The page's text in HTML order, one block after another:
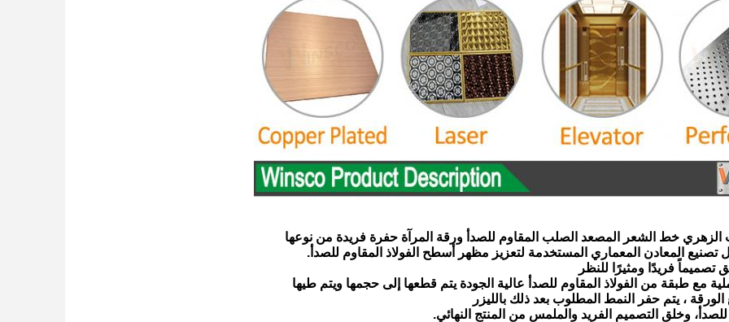
خط الشعر المصعد الصلب المقاوم للصدأ ورقة المرآة حفرة فريدة من نوعها
المعادن المعماري المستخدمة لتعزيز مظهر أسطح الفولاذ المقاوم للصدأ.
تصميماً فريدًا ومثيرًا للنظر
مع طبقة من الفولاذ المقاوم للصدأ عالية الجودة يتم قطعها إلى حجمها ويتم طيها
، يتم حفر النمط المطلوب بعد ذلك بالليزر
للصدأ، وخلق التصميم الفريد والملمس من المنتج النهائي.